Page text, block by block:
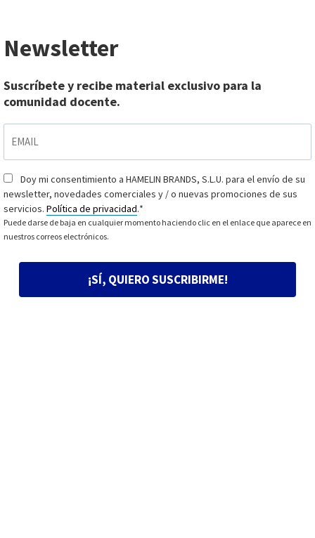
Newsletter
Suscríbete y recibe material exclusivo para la
comunidad docente.
Consentimiento*
Doy mi consentimiento a HAMELIN BRANDS, S.L.U. para el envío de su
newsletter, novedades comerciales y / o nuevas promociones de sus
servicios. Política de privacidad.*
Puede darse de baja en cualquier momento haciendo clic en el enlace que aparece en
nuestros correos electrónicos.